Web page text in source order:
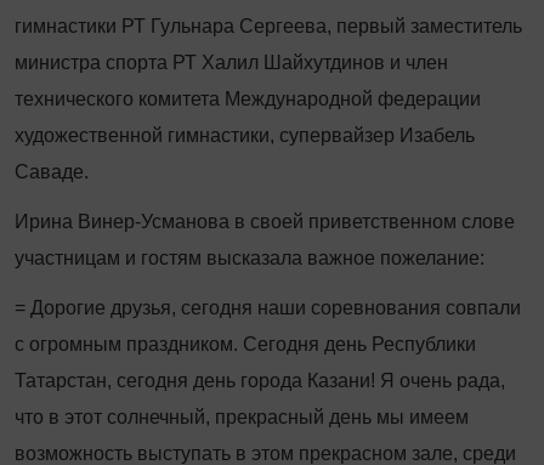
гимнастики РТ Гульнара Сергеева, первый заместитель
министра спорта РТ Халил Шайхутдинов и член
технического комитета Международной федерации
художественной гимнастики, супервайзер Изабель
Саваде.
Ирина Винер-Усманова в своей приветственном слове
участницам и гостям высказала важное пожелание:
= Дорогие друзья, сегодня наши соревнования совпали
с огромным праздником. Сегодня день Республики
Татарстан, сегодня день города Казани! Я очень рада,
что в этот солнечный, прекрасный день мы имеем
возможность выступать в этом прекрасном зале, среди